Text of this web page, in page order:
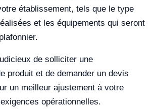
établissement, tels que le type
et les équipements qui seront
de solliciter une
produit et de demander un devis
un meilleur ajustement à votre
opérationnelles.